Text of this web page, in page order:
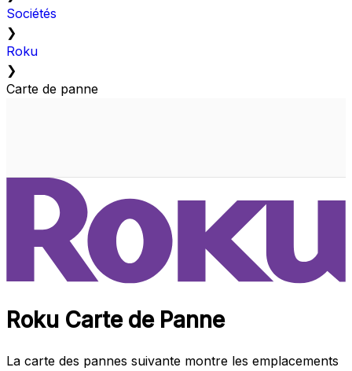
Sociétés
❯
Roku
❯
Carte de panne
Roku Carte de Panne
La carte des pannes suivante montre les emplacements